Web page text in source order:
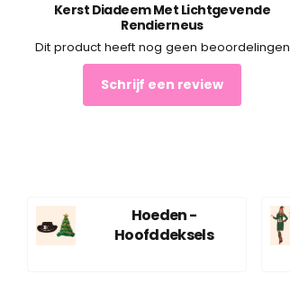
Kerst Diadeem Met Lichtgevende
Rendierneus
Dit product heeft nog geen beoordelingen
Schrijf een review
Hoeden -
Hoofddeksels